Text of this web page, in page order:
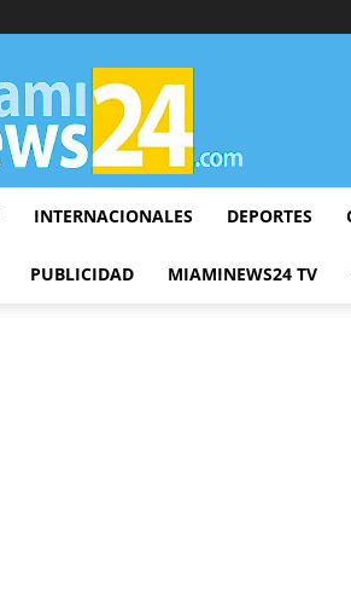
▷
Miami
News
24
INTERNACIONALES DEPORTES
PUBLICIDAD MIAMINEWS24 TV